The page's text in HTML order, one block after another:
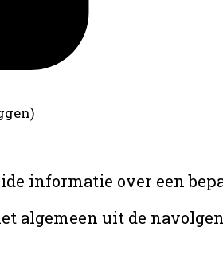
informatie over een
algemeen uit de